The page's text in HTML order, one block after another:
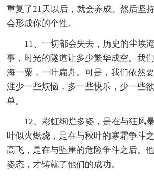
重复了21天以后，就会养成。然后坚
会形成你的个性。
11、一切都会失去，历史的尘埃淹
事，时光的隧道让多少繁华成空。我
海一粟，一叶扁舟。可是，我们依然
涯少一些烦恼，多一些快乐，少一些
单。
12、彩虹绚烂多姿，是在与狂风
叶似火燃烧，是在与秋叶的寒霜争斗
高飞，是在与坠崖的危险争斗之后。
姿态，才铸就了他们的成功。